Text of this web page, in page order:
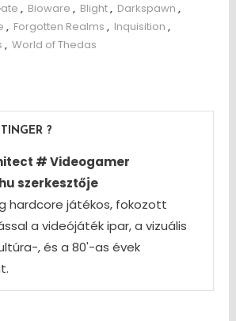
, Bioware , Blight, Darkspawn ,
, Forgotten Realms , Inquisition ,
, World of Thedas
?
# Videogamer
szerkesztője
hardcore játékos, fokozott
a videójáték ipar, a vizuális
, és a 80'-as évek